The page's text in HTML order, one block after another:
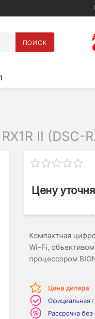
ПОИСК
II (DSC-
Цену
Компактная
Wi-Fi,
процессором
Цена дилера
Официальная
Рассрочка